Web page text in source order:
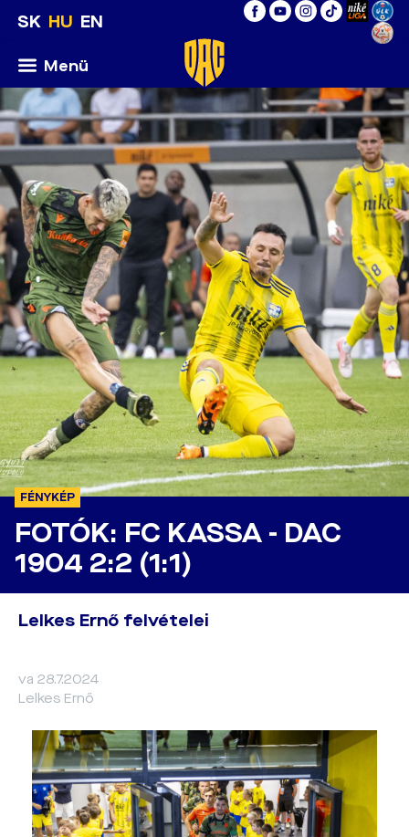
SK HU EN
Menü
FÉNYKÉP
FOTÓK: FC KASSA - DAC
1904 2:2 (1:1)
Lelkes Ernő felvételei
va 28.7.2024
Lelkes Ernő